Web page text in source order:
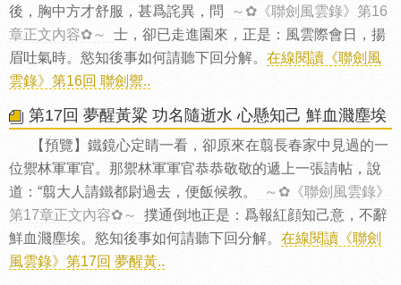
後，胸中方才舒服，甚爲詫異，問
～✿《聯劍風雲錄》第16
章正文內容✿～
士，卻已走進園來，正是：風雲際會日，揚
眉吐氣時。慾知後事如何請聽下回分解。 在線閱讀《聯劍風
雲錄》第16回 聯劍禦..
第17回 夢醒黃粱 功名隨逝水 心懸知己 鮮血濺塵埃
【預覽】鐵鏡心定睛一看，卻原來在翦長春家中見過的一
位禦林軍軍官。那禦林軍軍官恭恭敬敬的遞上一張請帖，說
道：“翦大人請鐵都尉過去，便飯候教。
～✿《聯劍風雲錄》
第17章正文內容✿～
撲通倒地正是：爲報紅顔知己意，不辭
鮮血濺塵埃。慾知後事如何請聽下回分解。 在線閱讀《聯劍
風雲錄》第17回 夢醒黃..